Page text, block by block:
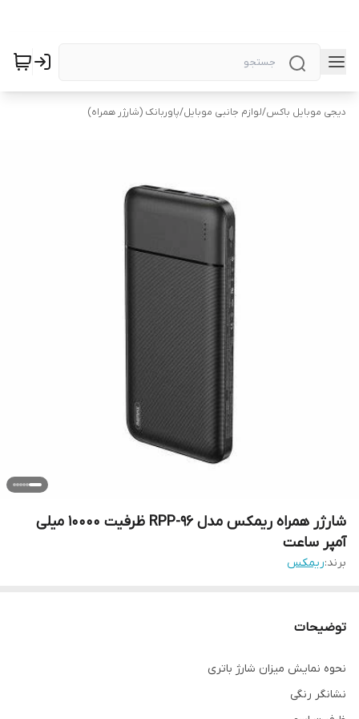
دیجی موبایل باکس/لوازم جانبی موبایل/پاوربانک (شارژر همراه)
شارژر همراه ریمکس مدل RPP-96 ظرفیت 10000 میلی
آمپر ساعت
برند:ریمکس
توضیحات
نحوه نمایش میزان شارژ باتری
نشانگر رنگی